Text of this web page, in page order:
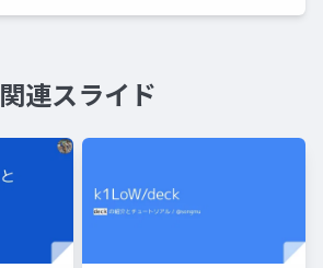
関連スライド